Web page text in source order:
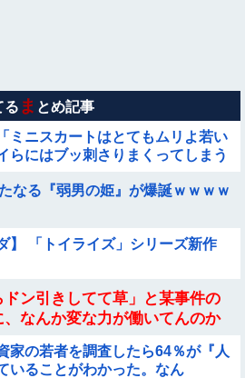
る ま とめ記事
ミニスカートはとてもムリよ若い
にはブッ刺さりまくってしまう
なる『弱男の姫』が爆誕ｗｗｗｗ
】 「トイライズ」シリーズ新作
ドン引きしてて草」と某事件の
なんか変な力が働いてんのか
家の若者を調査したら64％が『人
いることがわかった。なん